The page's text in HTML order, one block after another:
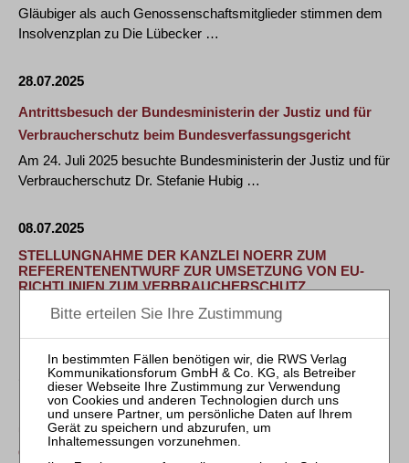
Gläubiger als auch Genossenschaftsmitglieder stimmen dem
Insolvenzplan zu Die Lübecker …
28.07.2025
Antrittsbesuch der Bundesministerin der Justiz und für
Verbraucherschutz beim Bundesverfassungsgericht
Am 24. Juli 2025 besuchte Bundesministerin der Justiz und für
Verbraucherschutz Dr. Stefanie Hubig …
08.07.2025
STELLUNGNAHME DER KANZLEI NOERR ZUM
REFERENTENENTWURF ZUR UMSETZUNG VON EU-
RICHTLINIEN ZUM VERBRAUCHERSCHUTZ
Das Bundesministerium der Justiz und für Verbraucherschutz
11.09.2024
BGH: Wettbewerbsrechtlicher Beseitigungsanspruch
umfasst nicht die Rückzahlung zu Unrecht einbehaltener
Geldbeträge an Verbraucher